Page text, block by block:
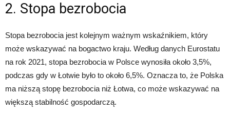
2. Stopa bezrobocia
Stopa bezrobocia jest kolejnym ważnym wskaźnikiem, który
może wskazywać na bogactwo kraju. Według danych Eurostatu
na rok 2021, stopa bezrobocia w Polsce wynosiła około 3,5%,
podczas gdy w Łotwie było to około 6,5%. Oznacza to, że Polska
ma niższą stopę bezrobocia niż Łotwa, co może wskazywać na
większą stabilność gospodarczą.